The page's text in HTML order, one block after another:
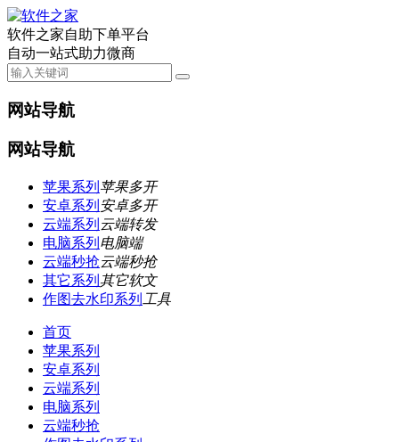
软件之家自助下单平台
自动一站式助力微商
网站导航
网站导航
苹果系列 苹果多开
安卓系列 安卓多开
云端系列 云端转发
电脑系列 电脑端
云端秒抢云端秒抢
其它系列 其它软文
作图去水印系列 工具
首页
苹果系列
安卓系列
云端系列
电脑系列
云端秒抢